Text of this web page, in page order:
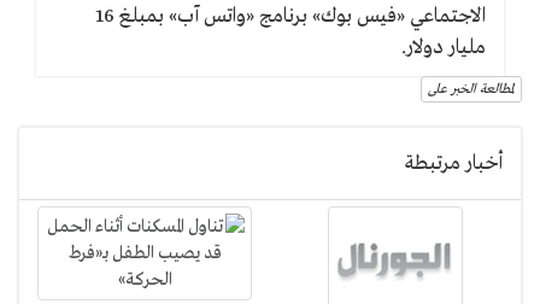
الاجتماعي «فيس بوك» برنامج «واتس آب» بمبلغ 16
مليار دولار.
لمطالعة الخبر على
أخبار مرتبطة